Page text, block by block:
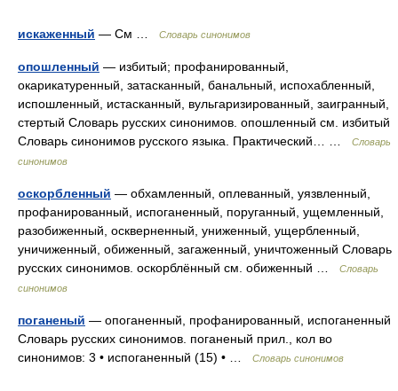
искаженный — См … Словарь синонимов
опошленный — избитый; профанированный,
окарикатуренный, затасканный, банальный, испохабленный,
испошленный, истасканный, вульгаризированный, заигранный,
стертый Словарь русских синонимов. опошленный см. избитый
Словарь синонимов русского языка. Практический… …
Словарь
синонимов
оскорбленный — обхамленный, оплеванный, уязвленный,
профанированный, испоганенный, поруганный, ущемленный,
разобиженный, оскверненный, униженный, ущербленный,
уничиженный, обиженный, загаженный, уничтоженный Словарь
русских синонимов. оскорблённый см. обиженный …
Словарь
синонимов
поганеный — опоганенный, профанированный, испоганенный
Словарь русских синонимов. поганеный прил., кол во
синонимов: 3 • испоганенный (15) • …
Словарь синонимов